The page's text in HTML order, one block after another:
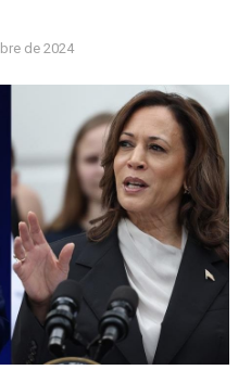
de 2024